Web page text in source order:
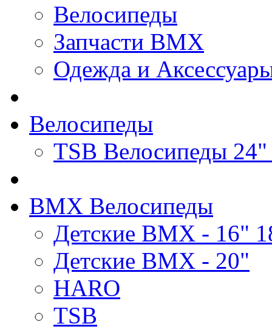
Велосипеды
Запчасти BMX
Одежда и
Велосипеды
TSB Велосипеды
BMX Велосипеды
Детские BMX - 16"
Детские BMX - 20"
HARO
TSB